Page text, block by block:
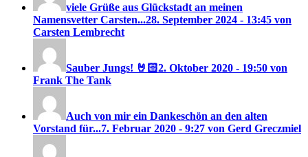
viele Grüße aus Glückstadt an meinen
Namensvetter Carsten...28. September 2024 - 13:45 von
Carsten Lembrecht
Sauber Jungs! 🤘🏻2. Oktober 2020 - 19:50 von
Frank The Tank
Auch von mir ein Dankeschön an den alten
Vorstand für...7. Februar 2020 - 9:27 von Gerd Greczmiel